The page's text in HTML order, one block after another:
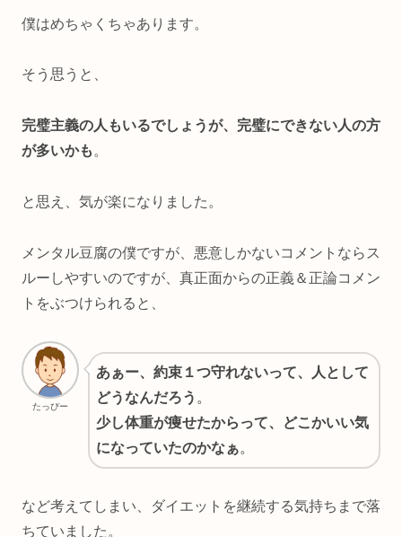
僕はめちゃくちゃあります。
そう思うと、
完璧主義の人もいるでしょうが、完璧にできない人の方
が多いかも 。
と思え、気が楽になりました。
メンタル豆腐の僕ですが、悪意しかないコメントならス
ルーしやすいのですが、真正面からの正義＆正論コメン
トをぶつけられると、
たっぴー
あぁー、約束１つ守れないって、人として
どうなんだろう 。
少し体重が痩せたからって、どこかいい気
になっていたのかなぁ。
など考えてしまい、ダイエットを継続する気持ちまで落
ちていました。